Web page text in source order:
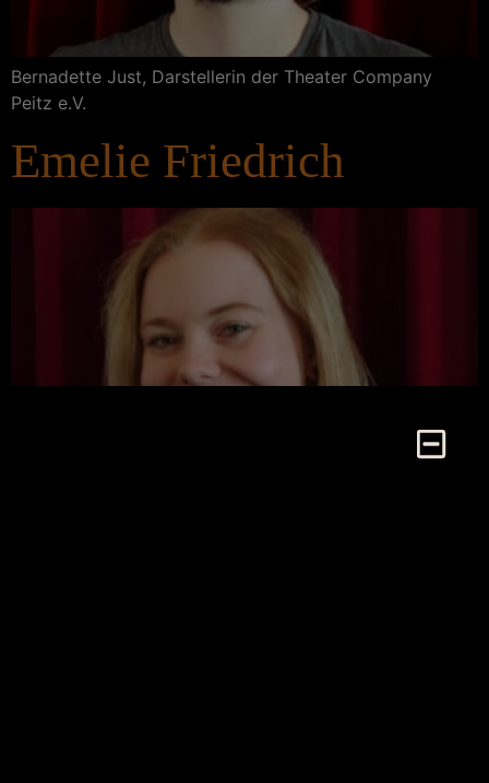
Bernadette Just, Darstellerin der Theater Company
Peitz e.V.
Emelie Friedrich